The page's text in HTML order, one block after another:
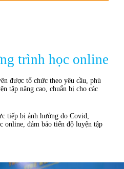
trình học online
được tổ chức theo yêu cầu, phù
tập nâng cao, chuẩn bị cho các
tiếp bị ảnh hưởng do Covid,
online, đảm bảo tiến độ luyện tập